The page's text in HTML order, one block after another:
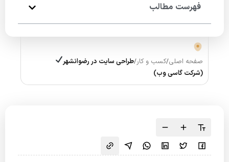
فهرست مطالب
صفحه اصلی/کسب و کار/طراحی سایت در رضوانشهر
(شرکت گاسی وب)